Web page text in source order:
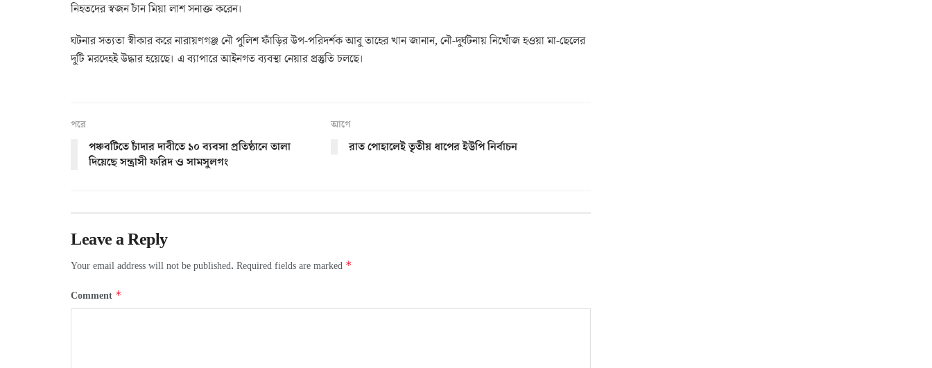
নিহতদের স্বজন চাঁন মিয়া লাশ সনাক্ত করেন।
ঘটনার সত্যতা স্বীকার করে নারায়ণগঞ্জ নৌ পুলিশ ফাঁড়ির উপ-পরিদর্শক আবু তাহের খান জানান, নৌ-দুর্ঘটনায় নিখোঁজ হওয়া মা-ছেলের
দুটি মরদেহই উদ্ধার হয়েছে। এ ব্যাপারে আইনগত ব্যবস্থা নেয়ার প্রস্তুতি চলছে।
পরে
পঞ্চবটিতে চাঁদার দাবীতে ১০ ব্যবসা প্রতিষ্ঠানে তালা
দিয়েছে সন্ত্রাসী ফরিদ ও সামসুলগং
আগে
রাত পোহালেই তৃতীয় ধাপের ইউপি নির্বাচন
Leave a Reply
Your email address will not be published. Required fields are marked *
Comment *